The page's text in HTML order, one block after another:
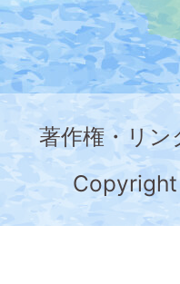
地
図。
神
奈
川
県
の
著作権・リ